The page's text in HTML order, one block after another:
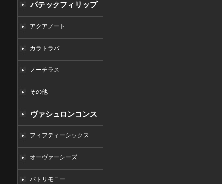
パテックフィリップ
コピーアクアノート
カラトラバ
ノーチラス
その他
ヴァシュロンコンス
タンタンコピー
フィフティーシックス
オーヴァーシーズ
パトリモニー